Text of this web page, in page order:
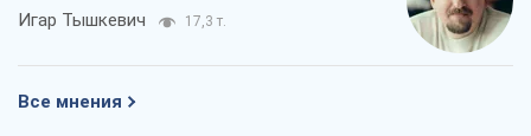
Игар Тышкевич 17,3 т.
Все мнения